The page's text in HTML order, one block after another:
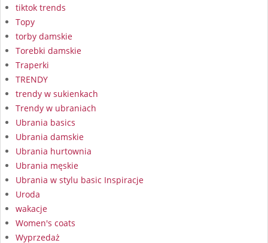
tiktok trends
Topy
torby damskie
Torebki damskie
Traperki
TRENDY
trendy w sukienkach
Trendy w ubraniach
Ubrania basics
Ubrania damskie
Ubrania hurtownia
Ubrania męskie
Ubrania w stylu basic Inspiracje
Uroda
wakacje
Women's coats
Wyprzedaż